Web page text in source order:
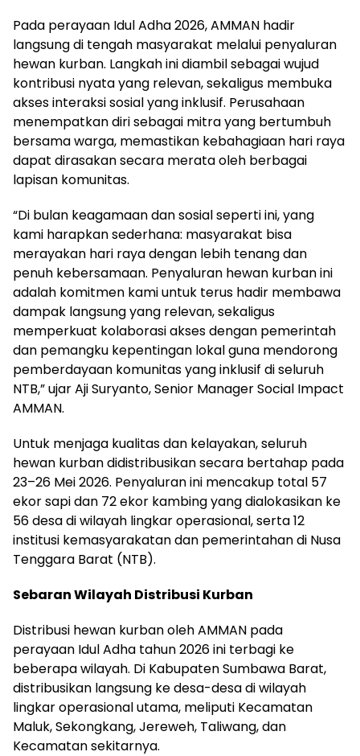
Pada perayaan Idul Adha 2026, AMMAN hadir
langsung di tengah masyarakat melalui penyaluran
hewan kurban. Langkah ini diambil sebagai wujud
kontribusi nyata yang relevan, sekaligus membuka
akses interaksi sosial yang inklusif. Perusahaan
menempatkan diri sebagai mitra yang bertumbuh
bersama warga, memastikan kebahagiaan hari raya
dapat dirasakan secara merata oleh berbagai
lapisan komunitas.
“Di bulan keagamaan dan sosial seperti ini, yang
kami harapkan sederhana: masyarakat bisa
merayakan hari raya dengan lebih tenang dan
penuh kebersamaan. Penyaluran hewan kurban ini
adalah komitmen kami untuk terus hadir membawa
dampak langsung yang relevan, sekaligus
memperkuat kolaborasi akses dengan pemerintah
dan pemangku kepentingan lokal guna mendorong
pemberdayaan komunitas yang inklusif di seluruh
NTB,” ujar Aji Suryanto, Senior Manager Social Impact
AMMAN.
Untuk menjaga kualitas dan kelayakan, seluruh
hewan kurban didistribusikan secara bertahap pada
23–26 Mei 2026. Penyaluran ini mencakup total 57
ekor sapi dan 72 ekor kambing yang dialokasikan ke
56 desa di wilayah lingkar operasional, serta 12
institusi kemasyarakatan dan pemerintahan di Nusa
Tenggara Barat (NTB).
Sebaran Wilayah Distribusi Kurban
Distribusi hewan kurban oleh AMMAN pada
perayaan Idul Adha tahun 2026 ini terbagi ke
beberapa wilayah. Di Kabupaten Sumbawa Barat,
distribusikan langsung ke desa-desa di wilayah
lingkar operasional utama, meliputi Kecamatan
Maluk, Sekongkang, Jereweh, Taliwang, dan
Kecamatan sekitarnya.